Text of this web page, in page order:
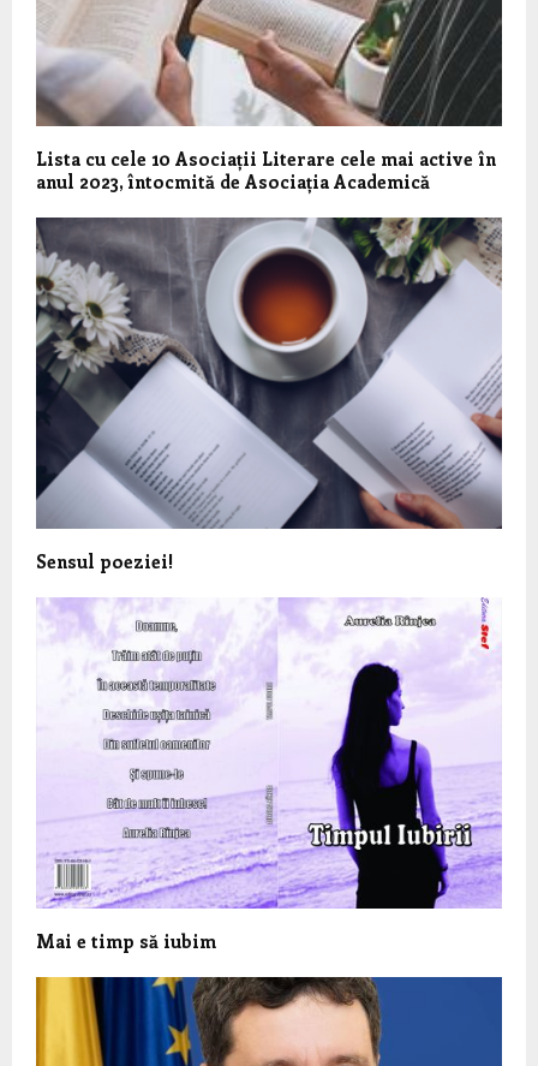
Lista cu cele 10 Asociații Literare cele mai active în
anul 2023, întocmită de Asociația Academică
Sensul poeziei!
Mai e timp să iubim